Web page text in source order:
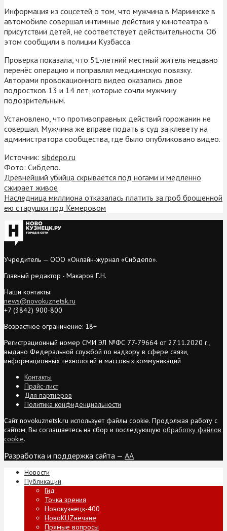
Информация из соцсетей о том, что мужчина в Мариинске в
автомобиле совершал интимные действия у кинотеатра в
присутствии детей, не соответствует действительности. Об
этом сообщили в полиции Кузбасса.
Проверка показала, что 51-летний местный житель недавно
перенёс операцию и поправлял медицинскую повязку.
Авторами провокационного видео оказались двое
подростков 13 и 14 лет, которые сочли мужчину
подозрительным.
Установлено, что противоправных действий горожанин не
совершал. Мужчина же вправе подать в суд за клевету на
администратора сообщества, где было опубликовано видео.
Источник: sibdepo.ru
Фото: Сибдепо.
Древнейший убийца скрывается под ногами и медленно
сжирает живое
Наследница миллиона отказалась платить за гроб брошенной
ею старушки под Кемеровом
Учредитель — ООО «Онлайн-журнал «Сибдепо».
Главный редактор - Макаров Г.Н.
Наши контакты:
news@novokuznetsk.ru
+7 (3842) 900-800
Возрастное ограничение: 18+
Регистрационный номер СМИ ЭЛ №ФС 77-79664 от 27.11.2020 г.,
выдано Федеральной службой по надзору в сфере связи,
информационных технологий и массовых коммуникаций
Контакты
Прайс-лист
Для партнеров
Политика конфиденциальности
Сайт novokuznetsk.ru использует файлы cookie. Продолжая работу с
сайтом, Вы соглашаетесь на сбор и последующую обработку файлов
cookie.
Разработка и поддержка сайта — AA
Новости
Публикации
Гид
Точка зрения
Новокузнецк-400
НовоKUZнечане
Прямые вопросы